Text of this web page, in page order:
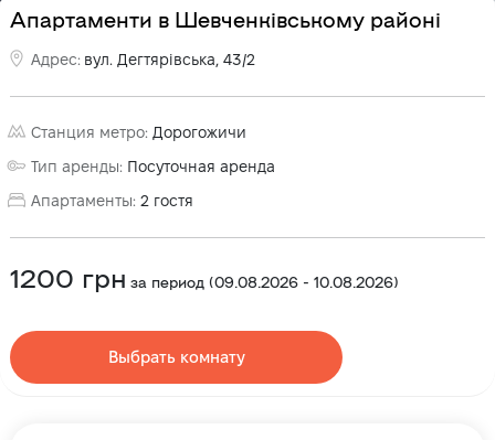
Апартаменти в Шевченківському районі
Адрес: вул. Дегтярівська, 43/2
Станция метро: Дорогожичи
Тип аренды: Посуточная аренда
Апартаменты: 2 гостя
1200 грн за период (09.08.2026 - 10.08.2026)
Выбрать комнату